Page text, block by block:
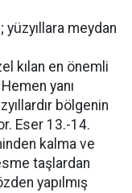
yüzyıllara meydan
kılan en önemli
yanı
bölgenin
Eser 13.-14.
kalma ve
taşlardan
yapılmış